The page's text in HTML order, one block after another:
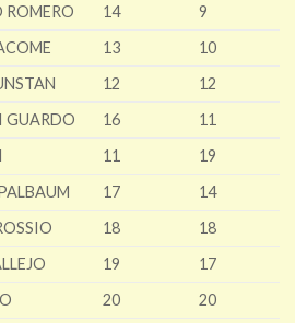
ROMERO 14
9
13
10
12
12
GUARDO 16
11
11
19
17
14
18
18
19
17
20 20